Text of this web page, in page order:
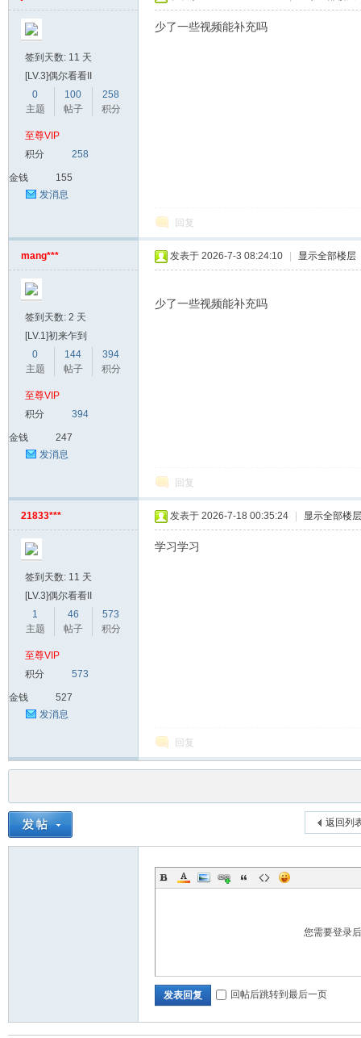
签到天数: 11 天
[LV.3]偶尔看看II
0
主题
100
帖子
258
积分
至尊VIP
积分
258
金钱
155
发消息
少了一些视频能补充吗
回复
mang***
签到天数: 2 天
[LV.1]初来乍到
0
主题
144
帖子
394
积分
至尊VIP
积分
394
金钱
247
发消息
发表于 2026-7-3 08:24:10 显示全部楼层
少了一些视频能补充吗
回复
21833***
签到天数: 11 天
[LV.3]偶尔看看II
1
主题
46
帖子
573
积分
至尊VIP
积分
573
金钱
527
发消息
发表于 2026-7-18 00:35:24 显示全部楼层
学习学习
回复
返回列
您需要登录
发表回复 回帖后跳转到最后一页